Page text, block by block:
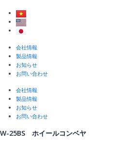
会社情報
製品情報
お知らせ
お問い合わせ
Menu
会社情報
製品情報
お知らせ
お問い合わせ
W-25BS ホイールコンベヤ